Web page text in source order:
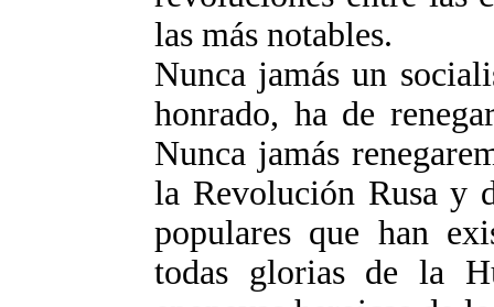
las más notables.
Nunca jamás un
honrado, ha de
Nunca jamás
la Revolución Rusa y
populares que han
todas glorias de la